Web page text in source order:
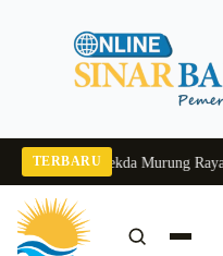
TERBARU
2026Pj Sekda Murung Raya